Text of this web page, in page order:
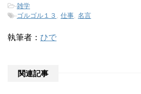
-雑学
-ゴルゴル１３ 仕事 名言
執筆者： ひで
関連記事